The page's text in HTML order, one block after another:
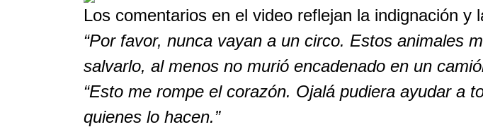
Los comentarios en el video reflejan la indignación y
“Por favor, nunca vayan a un circo. Estos animales
salvarlo, al menos no murió encadenado en un
“Esto me rompe el corazón. Ojalá pudiera ayudar a
quienes lo hacen.”